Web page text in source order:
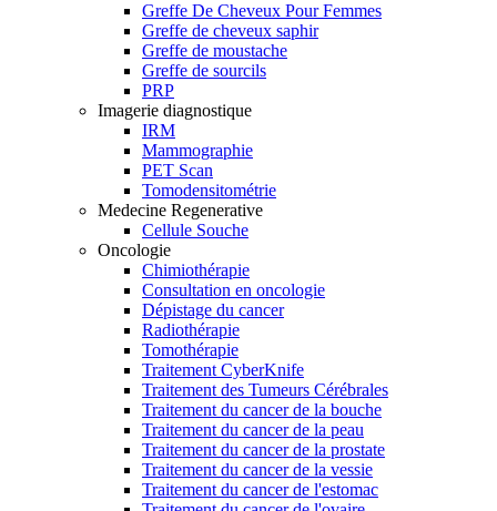
Greffe De Cheveux Pour Femmes
Greffe de cheveux saphir
Greffe de moustache
Greffe de sourcils
PRP
Imagerie diagnostique
IRM
Mammographie
PET Scan
Tomodensitométrie
Medecine Regenerative
Cellule Souche
Oncologie
Chimiothérapie
Consultation en oncologie
Dépistage du cancer
Radiothérapie
Tomothérapie
Traitement CyberKnife
Traitement des Tumeurs Cérébrales
Traitement du cancer de la bouche
Traitement du cancer de la peau
Traitement du cancer de la prostate
Traitement du cancer de la vessie
Traitement du cancer de l'estomac